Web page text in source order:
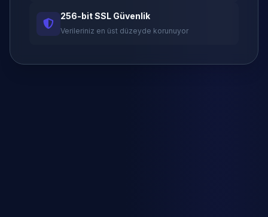
256-bit SSL Güvenlik
Verileriniz en üst düzeyde korunuyor